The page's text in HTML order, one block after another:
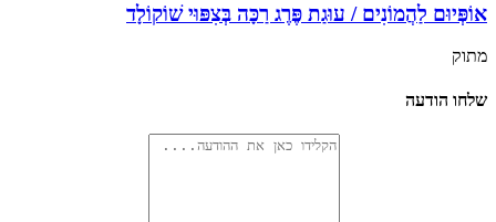
אוֹפְּיוּם לַהֲמוֹנִים / עוּגַת פֶּרֶג רַכָּה בְּצִפּוּי שׁוֹקוֹלָד
מתוק
שלחו הודעה